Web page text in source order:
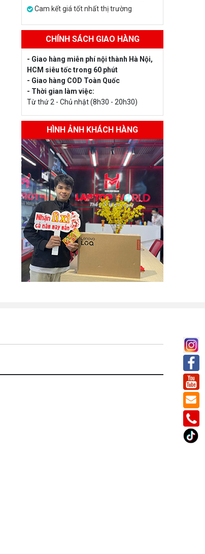
Cam kết giá tốt nhất thị trường
CHÍNH SÁCH GIAO HÀNG
- Giao hàng miễn phí nội thành Hà Nội,
HCM siêu tốc trong 60 phút
- Giao hàng COD Toàn Quốc
- Thời gian làm việc:
Từ thứ 2 - Chủ nhật (8h30 - 20h30)
HÌNH ẢNH KHÁCH HÀNG